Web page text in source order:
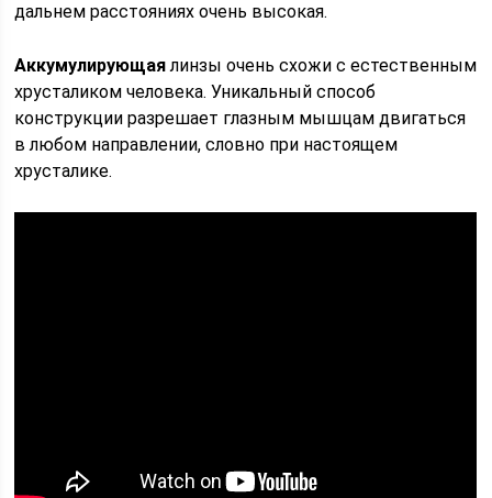
дальнем расстояниях очень высокая.
Аккумулирующаялинзы очень схожи с естественным
хрусталиком человека. Уникальный способ
конструкции разрешает глазным мышцам двигаться
в любом направлении, словно при настоящем
хрусталике.